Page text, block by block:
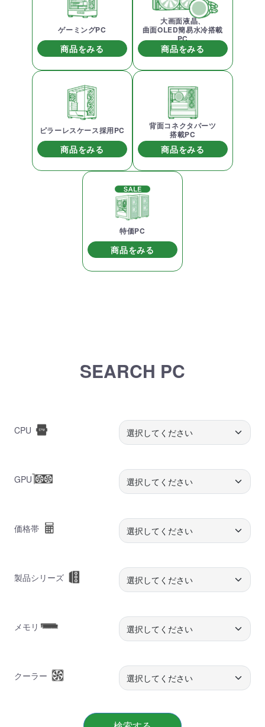
ゲーミングPC
商品をみる
大画面液晶、
曲面OLED簡易水冷搭載
PC
商品をみる
ピラーレスケース採用PC
商品をみる
背面コネクタパーツ
搭載PC
商品をみる
特価PC
商品をみる
SEARCH PC
CPU
GPU
価格帯
製品シリーズ
メモリ
クーラー